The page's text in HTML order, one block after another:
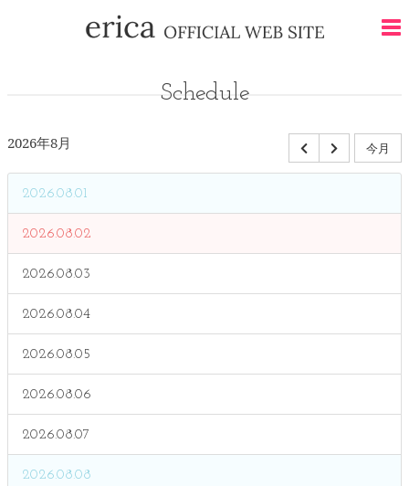
Schedule
2026年8月 今月
2026.08.01
2026.08.02
2026.08.03
2026.08.04
2026.08.05
2026.08.06
2026.08.07
2026.08.08